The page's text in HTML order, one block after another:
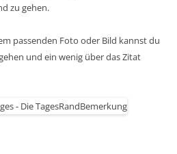
zu gehen.
passenden Foto oder Bild kannst du
und ein wenig über das Zitat